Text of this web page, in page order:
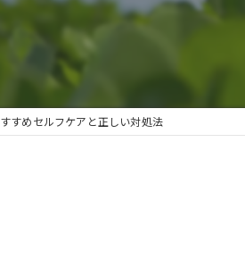
すめセルフケアと正しい対処法